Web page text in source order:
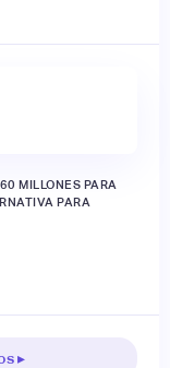
MILLONES PARA
PARA
▸